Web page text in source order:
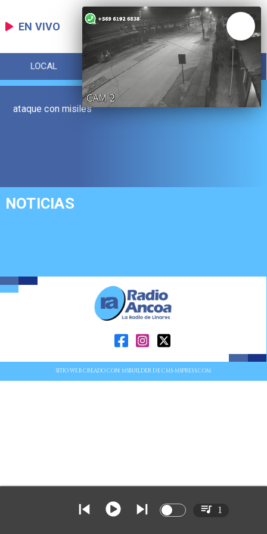
EN VIVO
LOCAL DEPORTES POLICIAL
ataque con misiles
NOTICIAS
SITIO WEB CREADO CON MSBUILDER DE CMS-MSPRESS.COM
1